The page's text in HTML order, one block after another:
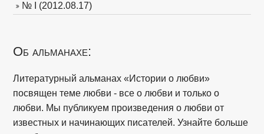
№ I (2012.08.17)
Об альманахе:
Литературный альманах «Истории о любви»
посвящен теме любви - все о любви и только о
любви. Мы публикуем произведения о любви от
известных и начинающих писателей. Узнайте больше